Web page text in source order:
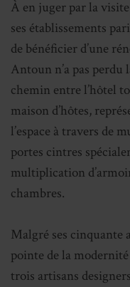
À en juger par la
ses établissements
de bénéficier d’une
Antoun n’a pas
chemin entre l’hôtel
maison d’hôtes,
l’espace à travers de
portes cintres
multiplication
chambres.
Malgré ses cinquante
pointe de la modernité
trois artisans